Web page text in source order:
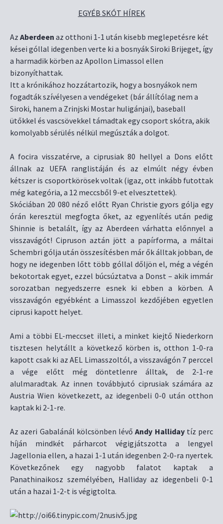
EGYÉB SKÓT HÍREK
Az Aberdeen az otthoni 1-1 után kisebb meglepetésre két
kései góllal idegenben verte ki a bosnyák Siroki Brijeget, így
a harmadik körben az Apollon Limassol ellen
bizonyíthattak.
Itt a krónikához hozzátartozik, hogy a bosnyákok nem
fogadták szívélyesen a vendégeket (bár állítólag nem a
Siroki, hanem a Zrinjski Mostar huligánjai), baseball
ütőkkel és vascsövekkel támadtak egy csoport skótra, akik
komolyabb sérülés nélkül megúszták a dolgot.
A focira visszatérve, a ciprusiak 80 hellyel a Dons előtt
állnak az UEFA ranglistáján és az elmúlt négy évben
kétszer is csoportkörösek voltak (igaz, ott inkább futottak
még kategória, a 12 meccsből 9-et elvesztettek).
Skóciában 20 080 néző előtt Ryan Christie gyors gólja egy
órán keresztül megfogta őket, az egyenlítés után pedig
Shinnie is betalált, így az Aberdeen várhatta előnnyel a
visszavágót! Cipruson aztán jött a papírforma, a máltai
Schembri gólja után összesítésben már ők álltak jobban, de
hogy ne idegenben lőtt több góllal dőljön el, még a végén
bekotortak egyet, ezzel búcsúztatva a Donst – akik immár
sorozatban negyedszerre esnek ki ebben a körben. A
visszavágón egyébként a Limasszol kezdőjében egyetlen
ciprusi kapott helyet.
Ami a többi EL-meccset illeti, a minket kiejtő Niederkorn
tisztesen helytállt a következő körben is, otthon 1-0-ra
kapott csak ki az AEL Limasszoltól, a visszavágón 7 perccel
a vége előtt még döntetlenre álltak, de 2-1-re
alulmaradtak. Az innen továbbjutó ciprusiak számára az
Austria Wien következett, az idegenbeli 0-0 után otthon
kaptak ki 2-1-re.
Az azeri Gabalánál kölcsönben lévőAndy Hallidaytíz perc
híján mindkét párharcot végigjátszotta a lengyel
Jagellonia ellen, a hazai 1-1 után idegenben 2-0-ra nyertek.
Következőnek egy nagyobb falatot kaptak a
Panathinaikosz személyében, Halliday az idegenbeli 0-1
után a hazai 1-2-t is végigtolta.